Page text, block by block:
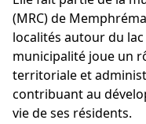
(MRC) de
localités autour du
municipalité joue un
territoriale et
contribuant au
vie de ses résidents.